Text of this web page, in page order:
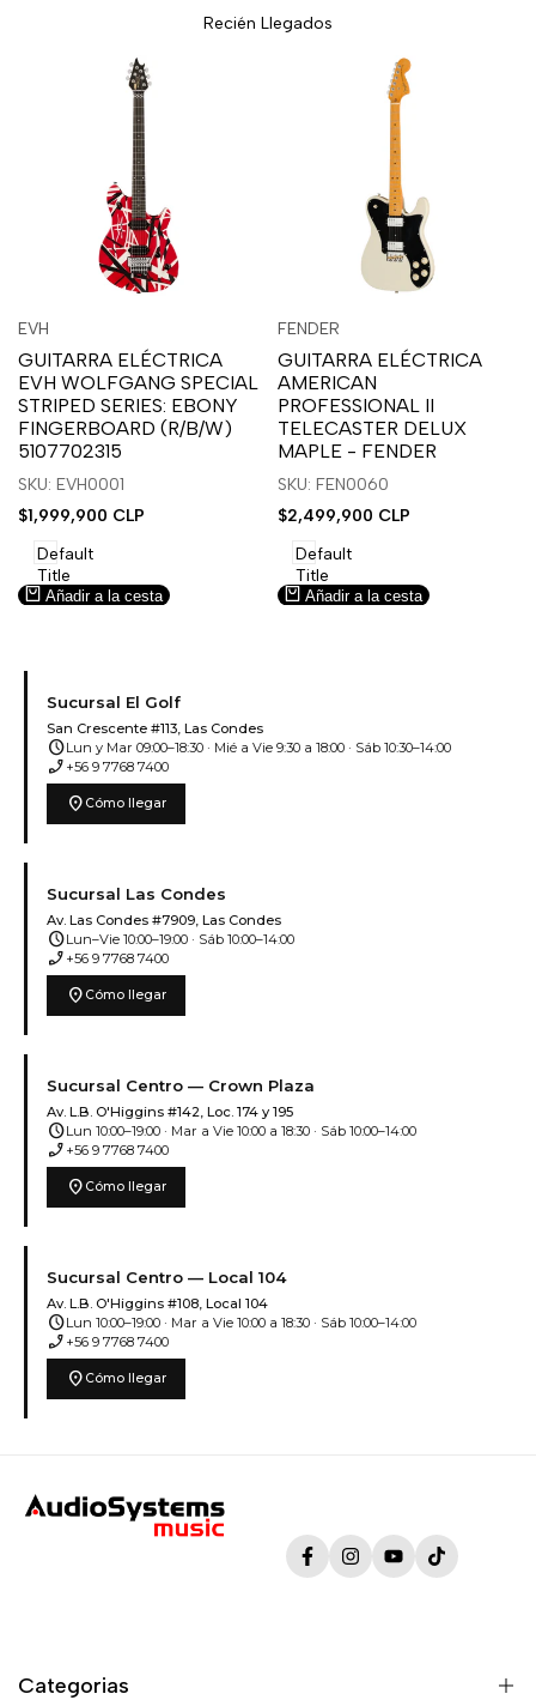
Recién Llegados
sesión
para
usar
la
lista
deseos.
para
usar
Compare
Proveedor:
EVH
GUITARRA ELÉCTRICA
EVH WOLFGANG SPECIAL
STRIPED SERIES: EBONY
FINGERBOARD (R/B/W)
5107702315
SKU: EVH0001
Precio
venta
$1,999,900 CLP
Default
Title
Añadir a la cesta
sesión
para
usar
la
lista
deseos.
sesión
para
usar
Compare
Vista
Proveedor:
FENDER
GUITARRA ELÉCTRICA
AMERICAN
PROFESSIONAL II
TELECASTER DELUX
MAPLE - FENDER
SKU: FEN0060
Precio
venta
$2,499,900 CLP
Default
Title
Añadir a la cesta
Sucursal El Golf
San Crescente #113, Las Condes
scheduleLun y Mar 09:00–18:30 · Mié a Vie 9:30 a 18:00 · Sáb 10:30–14:00
phone_enabled +56 9 7768 7400
location_on Cómo llegar
Sucursal Las Condes
Av. Las Condes #7909, Las Condes
scheduleLun–Vie 10:00–19:00 · Sáb 10:00–14:00
phone_enabled +56 9 7768 7400
location_on Cómo llegar
Sucursal Centro — Crown Plaza
Av. L.B. O'Higgins #142, Loc. 174 y 195
scheduleLun 10:00–19:00 · Mar a Vie 10:00 a 18:30 · Sáb 10:00–14:00
phone_enabled +56 9 7768 7400
location_on Cómo llegar
Sucursal Centro — Local 104
Av. L.B. O'Higgins #108, Local 104
scheduleLun 10:00–19:00 · Mar a Vie 10:00 a 18:30 · Sáb 10:00–14:00
phone_enabled +56 9 7768 7400
location_on Cómo llegar
FacebookInstagramYouTubeTikTok
Categorias